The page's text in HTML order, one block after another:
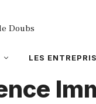
Doubs
LES